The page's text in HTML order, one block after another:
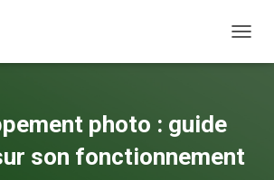
photo : guide
son fonctionnement